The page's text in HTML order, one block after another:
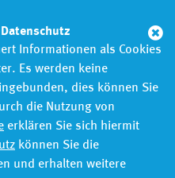
Informationen als Cookies
Es werden keine
dies können Sie
die Nutzung von
erklären Sie sich hiermit
können Sie die
und erhalten weitere